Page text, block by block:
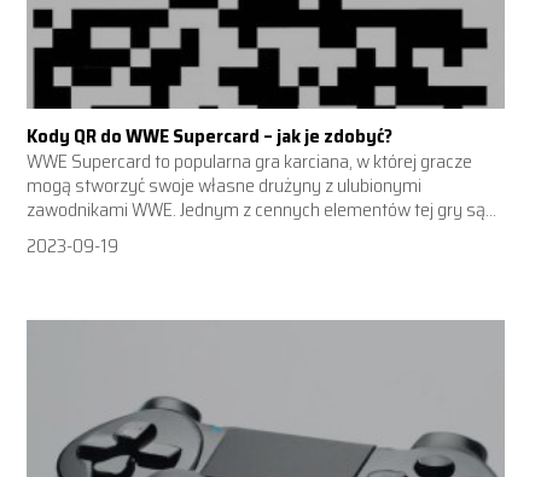
Kody QR do WWE Supercard – jak je zdobyć?
WWE Supercard to popularna gra karciana, w której gracze
mogą stworzyć swoje własne drużyny z ulubionymi
zawodnikami WWE. Jednym z cennych elementów tej gry są...
2023-09-19